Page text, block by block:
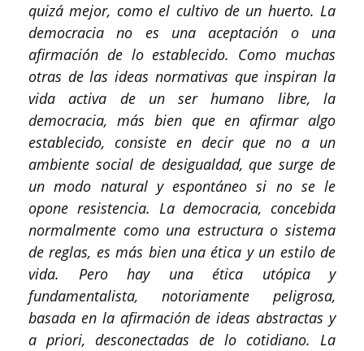
quizá mejor, como el cultivo de un huerto. La
democracia no es una aceptación o una
afirmación de lo establecido. Como muchas
otras de las ideas normativas que inspiran la
vida activa de un ser humano libre, la
democracia, más bien que en afirmar algo
establecido, consiste en decir que no a un
ambiente social de desigualdad, que surge de
un modo natural y espontáneo si no se le
opone resistencia. La democracia, concebida
normalmente como una estructura o sistema
de reglas, es más bien una ética y un estilo de
vida. Pero hay una ética utópica y
fundamentalista, notoriamente peligrosa,
basada en la afirmación de ideas abstractas y
a priori, desconectadas de lo cotidiano. La